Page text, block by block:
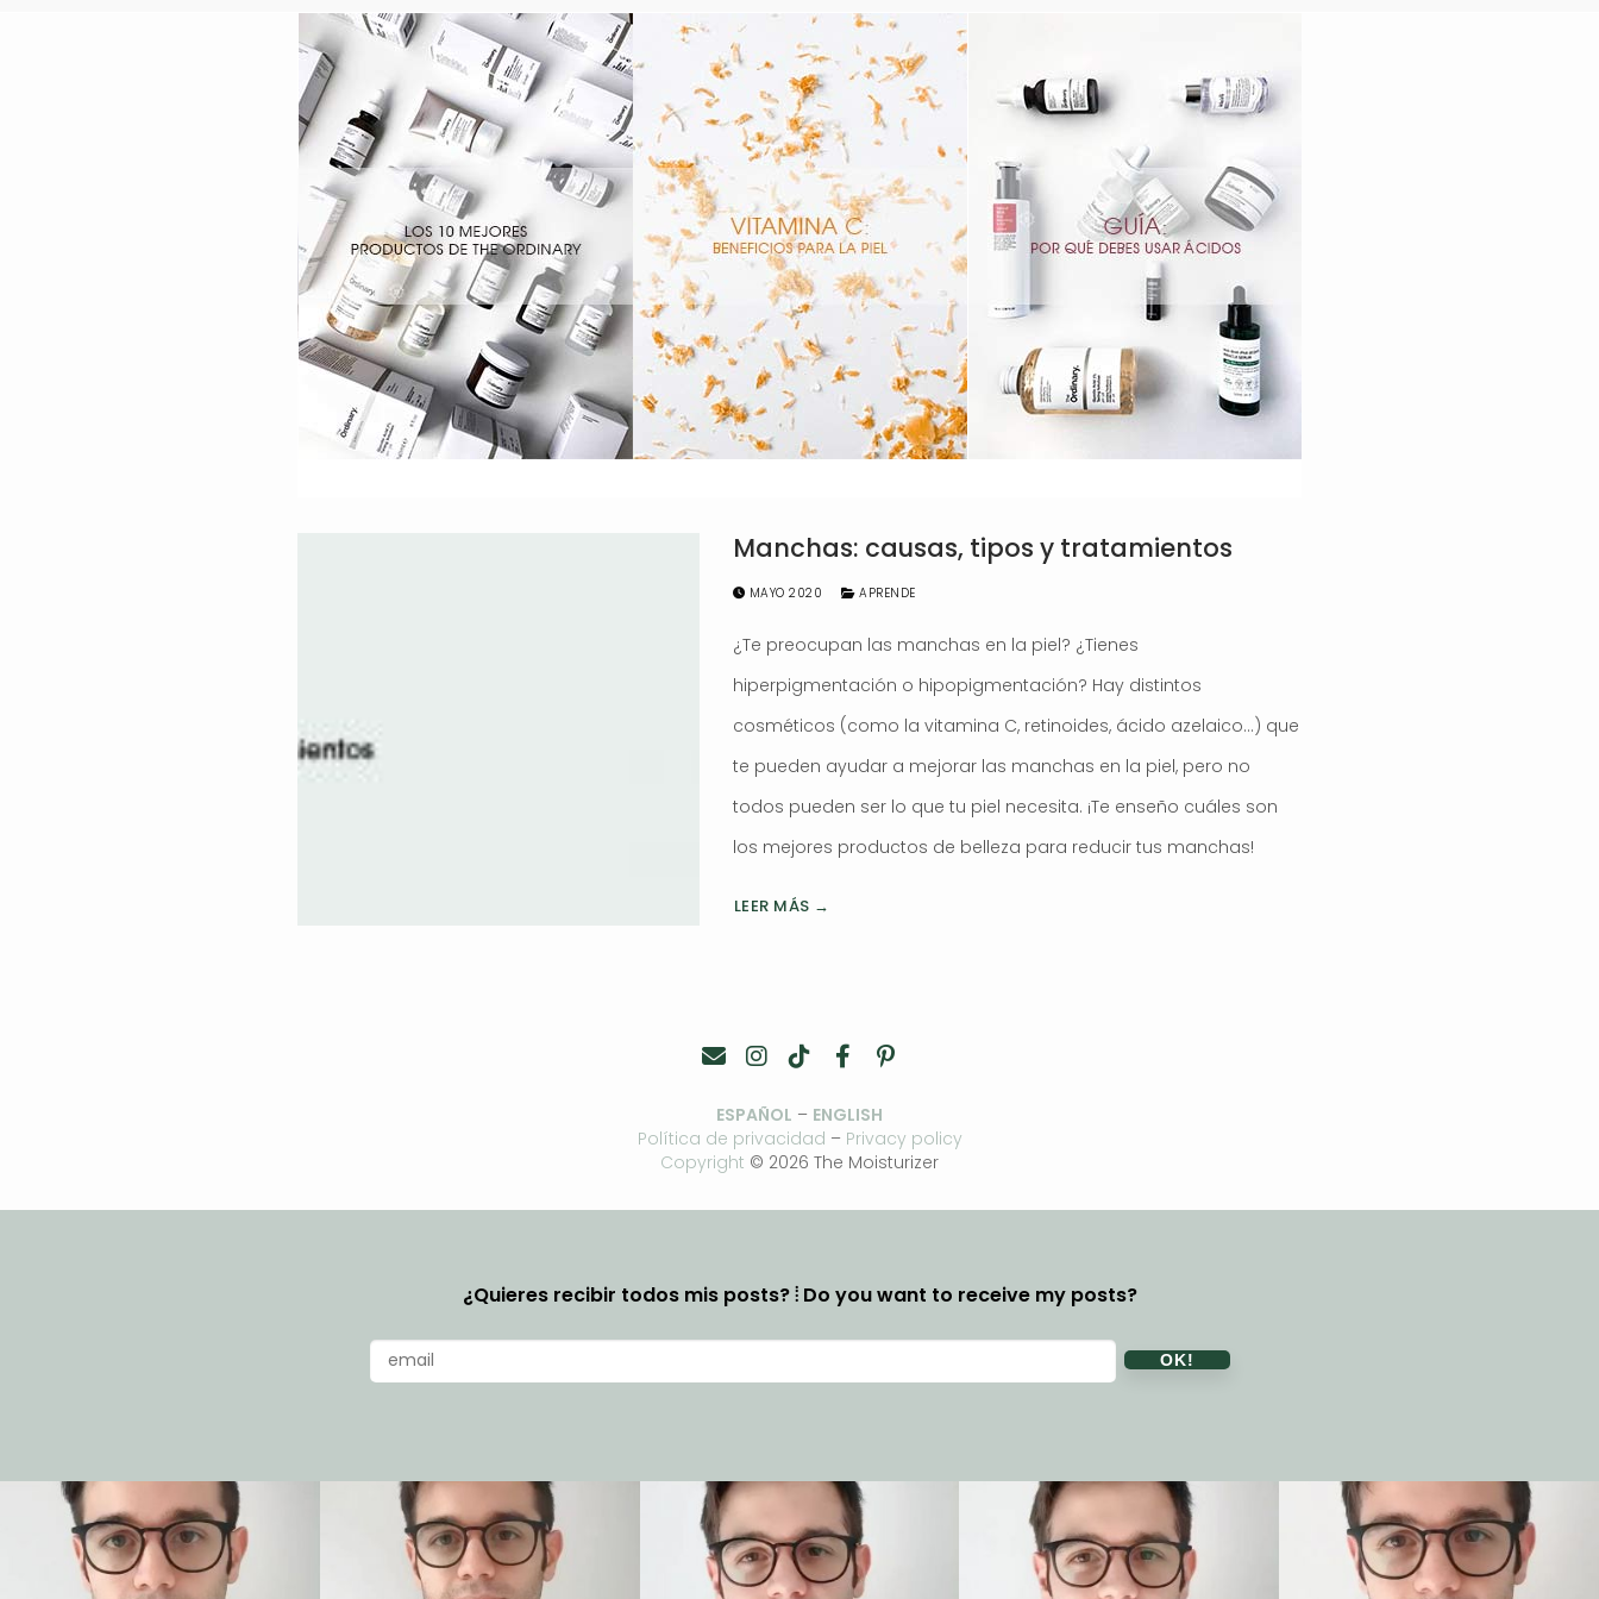
Manchas: causas, tipos y tratamientos
MAYO 2020 APRENDE
¿Te preocupan las manchas en la piel? ¿Tienes
hiperpigmentación o hipopigmentación? Hay distintos
cosméticos (como la vitamina C, retinoides, ácido azelaico…) que
te pueden ayudar a mejorar las manchas en la piel, pero no
todos pueden ser lo que tu piel necesita. ¡Te enseño cuáles son
los mejores productos de belleza para reducir tus manchas!
LEER MÁS →
ESPAÑOL – ENGLISH
Política de privacidad – Privacy policy
Copyright © 2026 The Moisturizer
¿Quieres recibir todos mis posts? ⦙ Do you want to receive my posts?